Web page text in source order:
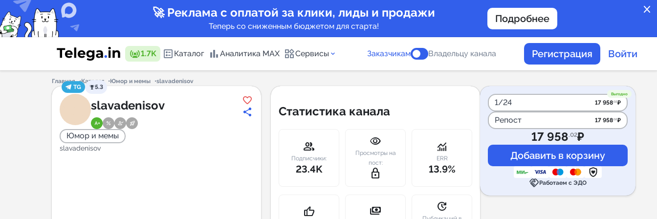
close
🚀 Реклама с оплатой за клики, лиды и продажи
Теперь со сниженным бюджетом для старта!
Подробнее
1.7K Каталог Аналитика MAX Сервисы
Каталог каналов
Индекс читаемости каналов в
Telegram
New
сопровождение
Заказчикам Владельцу канала Регистрация Войти
Главная Каталог Юмор и мемы
slavadenisov
TG
5.3
slavadenisov
Юмор и мемы
slavadenisov
Статистика канала
group
Подписчики:
23.4K
visibility
Просмотры на
пост:
lock_outline
monitoring
ERR
13.9%
thumb_up payments update
Выгодно
1/24 17 958.02₽
Репост 17 958.02₽
17 958.02₽
handshakeРаботаем с ЭДО